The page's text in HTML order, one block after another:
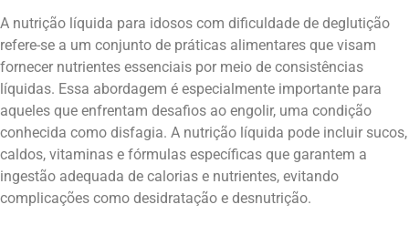
A nutrição líquida para idosos com dificuldade de deglutição
refere-se a um conjunto de práticas alimentares que visam
fornecer nutrientes essenciais por meio de consistências
líquidas. Essa abordagem é especialmente importante para
aqueles que enfrentam desafios ao engolir, uma condição
conhecida como disfagia. A nutrição líquida pode incluir sucos,
caldos, vitaminas e fórmulas específicas que garantem a
ingestão adequada de calorias e nutrientes, evitando
complicações como desidratação e desnutrição.